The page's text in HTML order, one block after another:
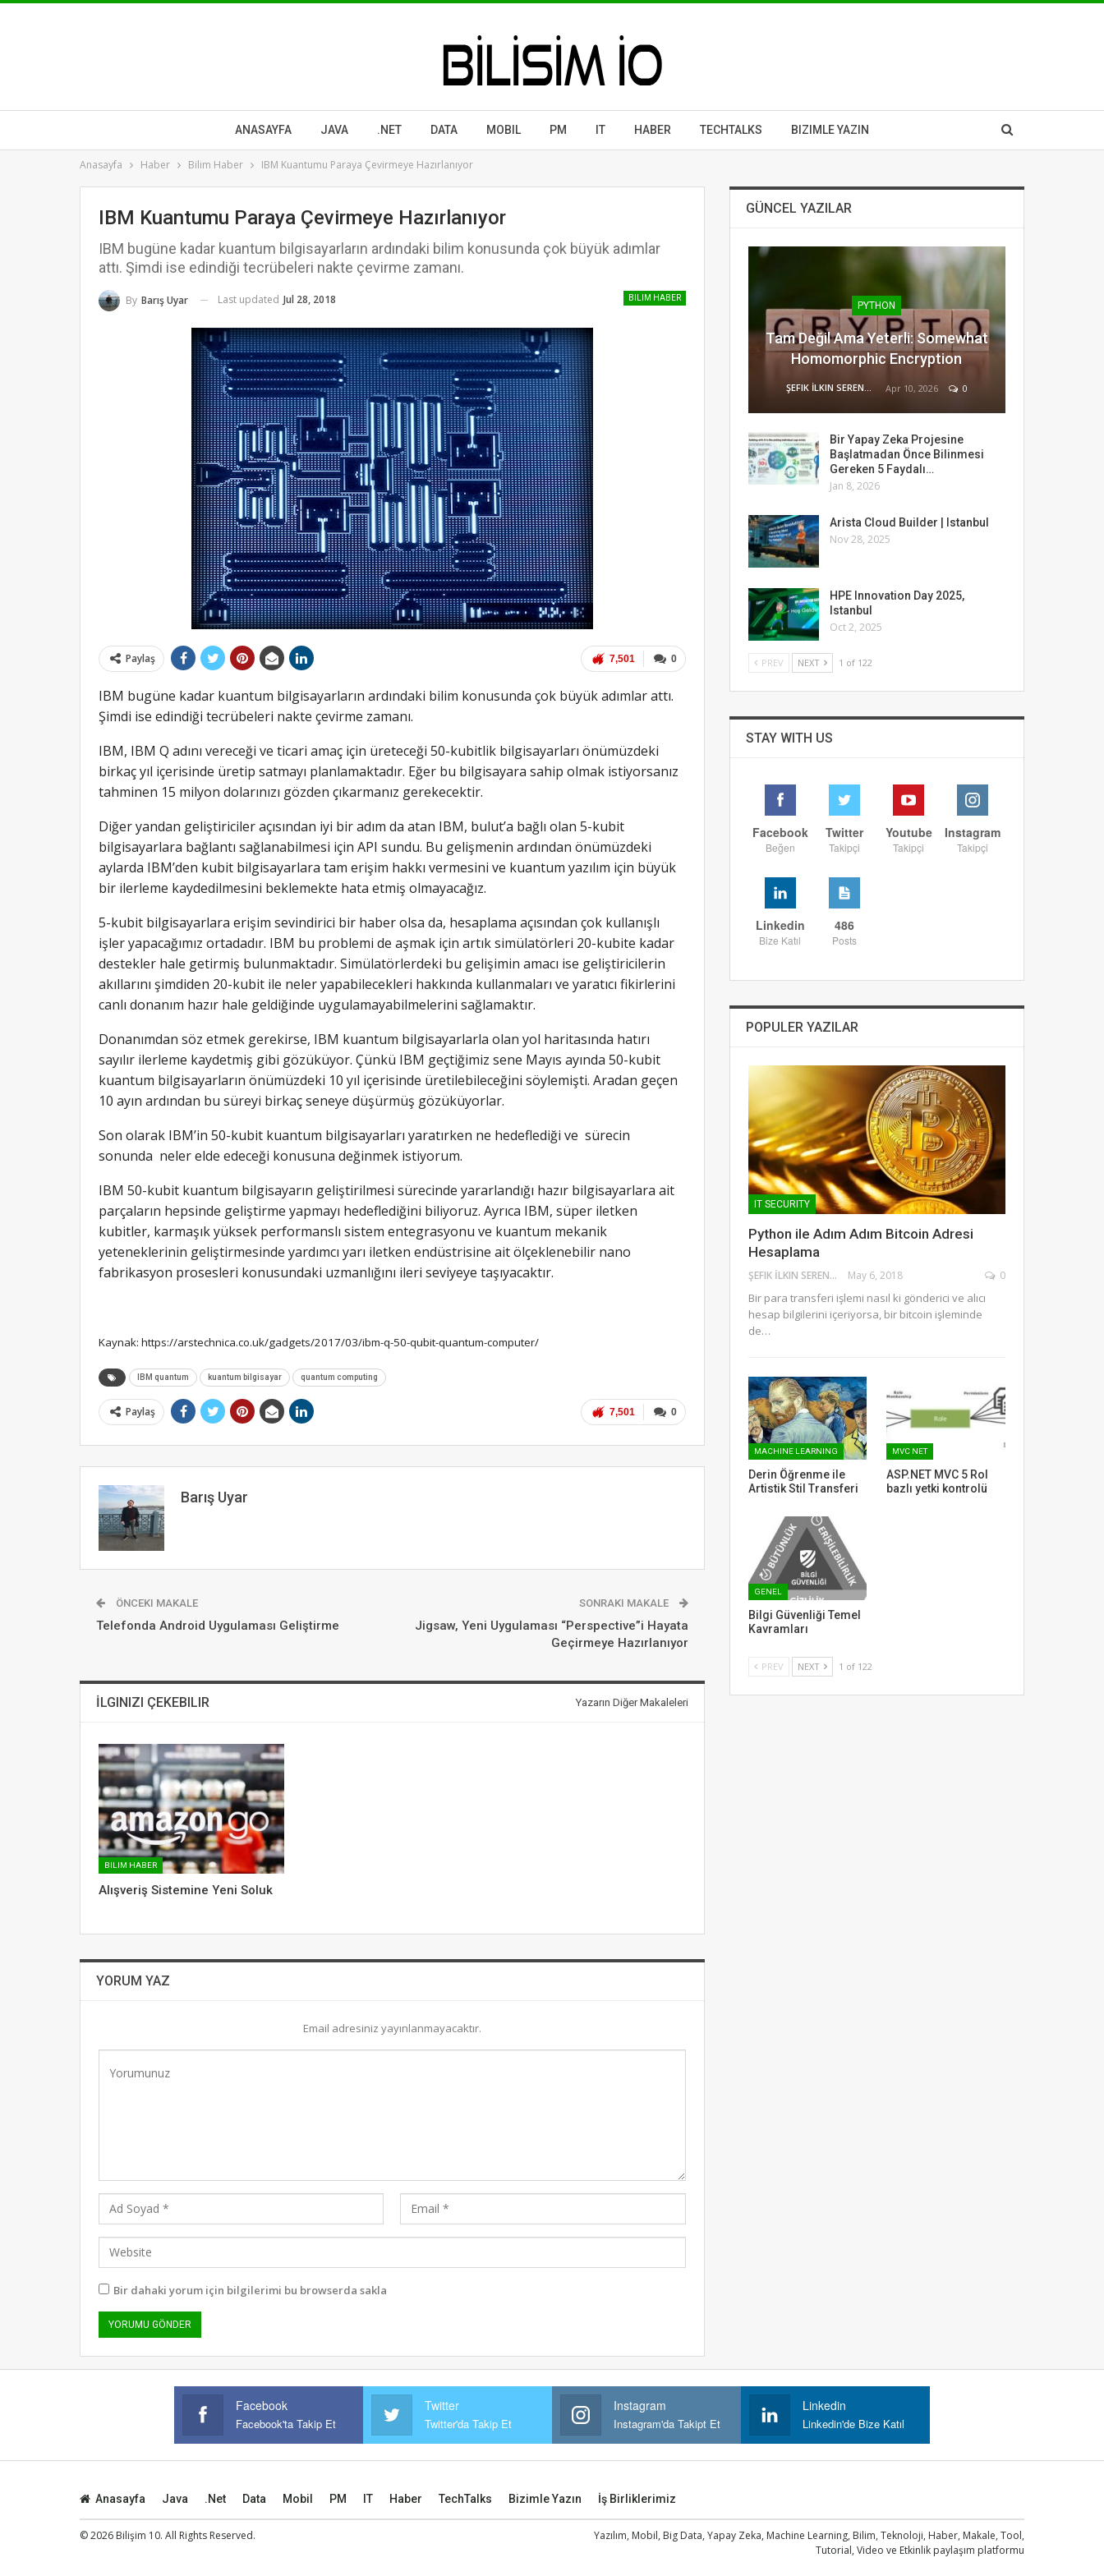
ANASAYFA JAVA .NET DATA MOBIL PM IT HABER TECHTALKS BIZIMLE YAZIN
Anasayfa Haber Bilim Haber IBM Kuantumu Paraya Çevirmeye Hazırlanıyor
IBM Kuantumu Paraya Çevirmeye Hazırlanıyor
IBM bugüne kadar kuantum bilgisayarların ardındaki bilim konusunda çok büyük adımlar
attı. Şimdi ise edindiği tecrübeleri nakte çevirme zamanı.
BILIM HABER
By Barış Uyar Last updated Jul 28, 2018
0
7,501
Paylaş
IBM bugüne kadar kuantum bilgisayarların ardındaki bilim konusunda çok büyük adımlar attı.
Şimdi ise edindiği tecrübeleri nakte çevirme zamanı.
IBM, IBM Q adını vereceği ve ticari amaç için üreteceği 50-kubitlik bilgisayarları önümüzdeki
birkaç yıl içerisinde üretip satmayı planlamaktadır. Eğer bu bilgisayara sahip olmak istiyorsanız
tahminen 15 milyon dolarınızı gözden çıkarmanız gerekecektir.
Diğer yandan geliştiriciler açısından iyi bir adım da atan IBM, bulut’a bağlı olan 5-kubit
bilgisayarlara bağlantı sağlanabilmesi için API sundu. Bu gelişmenin ardından önümüzdeki
aylarda IBM’den kubit bilgisayarlara tam erişim hakkı vermesini ve kuantum yazılım için büyük
bir ilerleme kaydedilmesini beklemekte hata etmiş olmayacağız.
5-kubit bilgisayarlara erişim sevindirici bir haber olsa da, hesaplama açısından çok kullanışlı
işler yapacağımız ortadadır. IBM bu problemi de aşmak için artık simülatörleri 20-kubite kadar
destekler hale getirmiş bulunmaktadır. Simülatörlerdeki bu gelişimin amacı ise geliştiricilerin
akıllarını şimdiden 20-kubit ile neler yapabilecekleri hakkında kullanmaları ve yaratıcı fikirlerini
canlı donanım hazır hale geldiğinde uygulamayabilmelerini sağlamaktır.
Donanımdan söz etmek gerekirse, IBM kuantum bilgisayarlarla olan yol haritasında hatırı
sayılır ilerleme kaydetmiş gibi gözüküyor. Çünkü IBM geçtiğimiz sene Mayıs ayında 50-kubit
kuantum bilgisayarların önümüzdeki 10 yıl içerisinde üretilebileceğini söylemişti. Aradan geçen
10 ayın ardından bu süreyi birkaç seneye düşürmüş gözüküyorlar.
Son olarak IBM’in 50-kubit kuantum bilgisayarları yaratırken ne hedeflediği ve sürecin
sonunda neler elde edeceği konusuna değinmek istiyorum.
IBM 50-kubit kuantum bilgisayarın geliştirilmesi sürecinde yararlandığı hazır bilgisayarlara ait
parçaların hepsinde geliştirme yapmayı hedeflediğini biliyoruz. Ayrıca IBM, süper iletken
kubitler, karmaşık yüksek performanslı sistem entegrasyonu ve kuantum mekanik
yeteneklerinin geliştirmesinde yardımcı yarı iletken endüstrisine ait ölçeklenebilir nano
fabrikasyon prosesleri konusundaki uzmanlığını ileri seviyeye taşıyacaktır.
Kaynak: https://arstechnica.co.uk/gadgets/2017/03/ibm-q-50-qubit-quantum-computer/
IBM quantum kuantum bilgisayar quantum computing
0
7,501
Paylaş
Barış Uyar
ÖNCEKI MAKALE
Telefonda Android Uygulaması Geliştirme
SONRAKI MAKALE
Jigsaw, Yeni Uygulaması “Perspective”i Hayata
Geçirmeye Hazırlanıyor
İLGINIZI ÇEKEBILIR Yazarın Diğer Makaleleri
BILIM HABER
Alışveriş Sistemine Yeni Soluk
YORUM YAZ
Email adresiniz yayınlanmayacaktır.
Bir dahaki yorum için bilgilerimi bu browserda sakla
GÜNCEL YAZILAR
PYTHON
Tam Değil Ama Yeterli: Somewhat
Homomorphic Encryption
ŞEFIK İLKIN SERENGIL Apr 10, 2026 0
Bir Yapay Zeka Projesine
Başlatmadan Önce Bilinmesi
Gereken 5 Faydalı…
Jan 8, 2026
Arista Cloud Builder | Istanbul
Nov 28, 2025
HPE Innovation Day 2025,
Istanbul
Oct 2, 2025
PREV NEXT 1 of 122
STAY WITH US
Facebook
Beğen
Twitter
Takipçi
Youtube
Takipçi
Instagram
Takipçi
Linkedin
Bize Katıl
486
Posts
POPULER YAZILAR
IT SECURITY
Python ile Adım Adım Bitcoin Adresi
Hesaplama
ŞEFIK İLKIN SERENGIL May 6, 2018 0
Bir para transferi işlemi nasıl ki gönderici ve alıcı
hesap bilgilerini içeriyorsa, bir bitcoin işleminde
de…
MACHINE LEARNING
Derin Öğrenme ile
Artistik Stil Transferi
MVC NET
ASP.NET MVC 5 Rol
bazlı yetki kontrolü
GENEL
Bilgi Güvenliği Temel
Kavramları
PREV NEXT 1 of 122
Facebook
Facebook'ta Takip Et
Twitter
Twitter'da Takip Et
Instagram
Instagram'da Takipt Et
Linkedin
Linkedin'de Bize Katıl
Anasayfa Java .Net Data Mobil PM IT Haber TechTalks Bizimle Yazın İş Birliklerimiz
© 2026 Bilişim 10. All Rights Reserved.
Yazılım, Mobil, Big Data, Yapay Zeka, Machine Learning, Bilim, Teknoloji, Haber, Makale, Tool,
Tutorial, Video ve Etkinlik paylaşım platformu